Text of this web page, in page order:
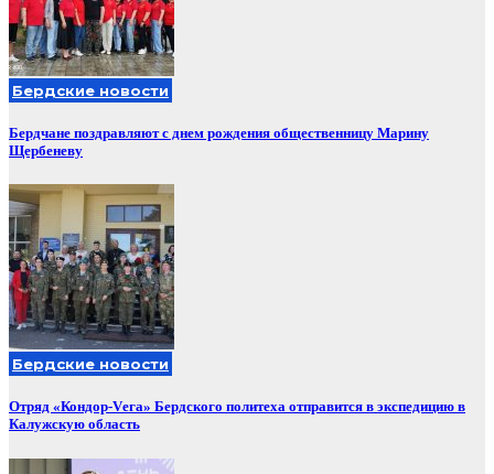
Бердские новости
Бердчане поздравляют с днем рождения общественницу Марину
Щербеневу
Бердские новости
Отряд «Кондор-Vега» Бердского политеха отправится в экспедицию в
Калужскую область